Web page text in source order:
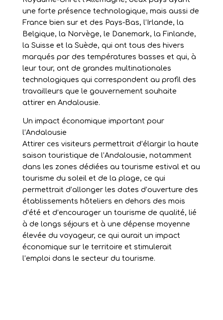
une forte présence technologique, mais aussi de
France bien sur et des Pays-Bas, l’Irlande, la
Belgique, la Norvège, le Danemark, la Finlande,
la Suisse et la Suède, qui ont tous des hivers
marqués par des températures basses et qui, à
leur tour, ont de grandes multinationales
technologiques qui correspondent au profil des
travailleurs que le gouvernement souhaite
attirer en Andalousie.
Un impact économique important pour
l’Andalousie
Attirer ces visiteurs permettrait d’élargir la haute
saison touristique de l’Andalousie, notamment
dans les zones dédiées au tourisme estival et au
tourisme du soleil et de la plage, ce qui
permettrait d’allonger les dates d’ouverture des
établissements hôteliers en dehors des mois
d’été et d’encourager un tourisme de qualité, lié
à de longs séjours et à une dépense moyenne
élevée du voyageur, ce qui aurait un impact
économique sur le territoire et stimulerait
l’emploi dans le secteur du tourisme.